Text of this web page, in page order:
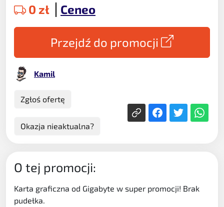
0 zł
Ceneo
Przejdź do promocji
Kamil
Zgłoś ofertę
Okazja nieaktualna?
O tej promocji:
Karta graficzna od Gigabyte w super promocji! Brak
pudełka.